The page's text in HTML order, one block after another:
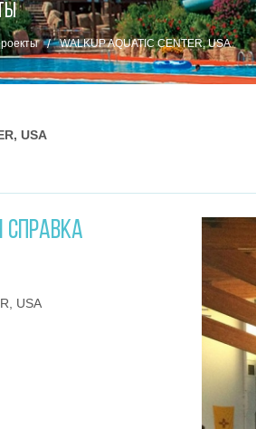
/ WALKUP AQUATIC CENTER, USA
USA
СПРАВКА
USA